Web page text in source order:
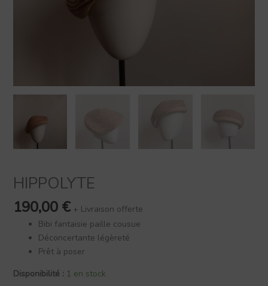
HIPPOLYTE
190,00 € + Livraison offerte
Bibi fantaisie paille cousue
Déconcertante légèreté
Prêt à poser
Disponibilité : 1 en stock